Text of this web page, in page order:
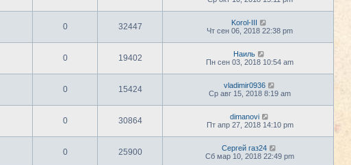
0 32447
Korol-III
Чт сен 06, 2018 22:38 pm
0 19402
Наиль
Пн сен 03, 2018 10:54 am
0 15424
vladimir0936
Ср авг 15, 2018 8:19 am
0 30864
dimanovi
Пт апр 27, 2018 14:10 pm
0 25900
Сергей газ24
Сб мар 10, 2018 22:49 pm